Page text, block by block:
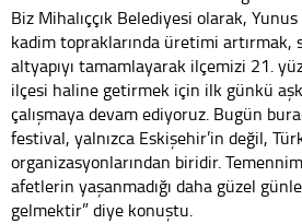
Biz Mihalıççık Belediyesi olarak,
kadim topraklarında üretimi artırmak,
altyapıyı tamamlayarak ilçemizi 21.
ilçesi haline getirmek için ilk günkü
çalışmaya devam ediyoruz. Bugün
festival, yalnızca Eskişehir’in değil,
organizasyonlarından biridir.
afetlerin yaşanmadığı daha güzel
gelmektir” diye konuştu.